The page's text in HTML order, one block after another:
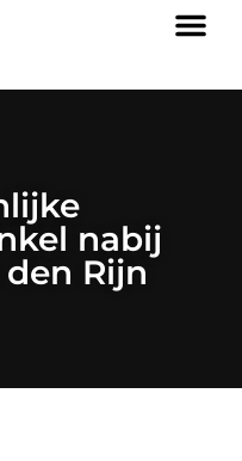
nabij
Rijn